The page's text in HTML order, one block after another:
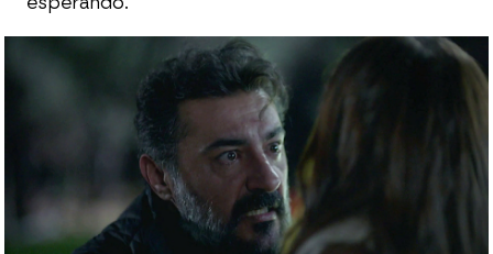
Suzan confirma sus sospechas tras un
fuerte forcejeo con Seval que acaba de la
peor manera